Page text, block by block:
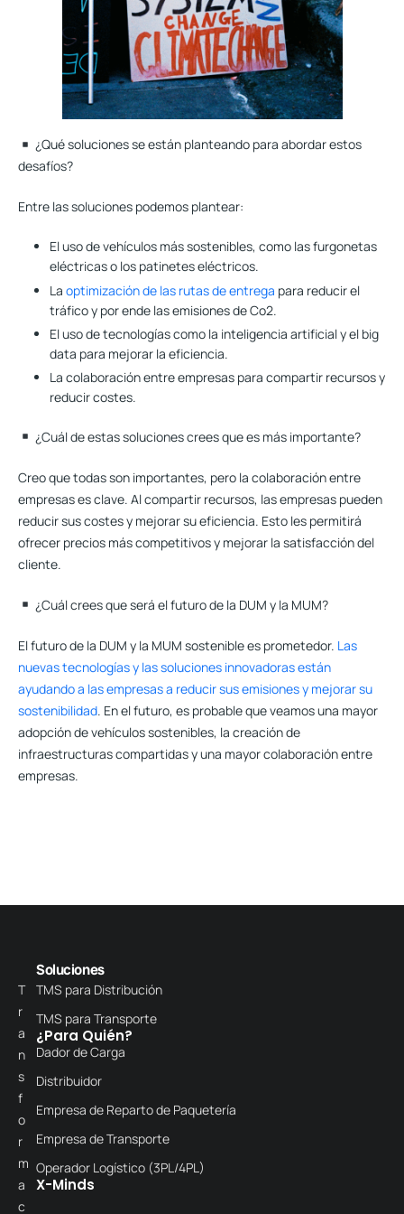
¿Qué soluciones se están planteando para abordar estos
desafíos?
Entre las soluciones podemos plantear:
El uso de vehículos más sostenibles, como las furgonetas
eléctricas o los patinetes eléctricos.
La optimización de las rutas de entrega para reducir el
tráfico y por ende las emisiones de Co2.
El uso de tecnologías como la inteligencia artificial y el big
data para mejorar la eficiencia.
La colaboración entre empresas para compartir recursos y
reducir costes.
¿Cuál de estas soluciones crees que es más importante?
Creo que todas son importantes, pero la colaboración entre
empresas es clave. Al compartir recursos, las empresas pueden
reducir sus costes y mejorar su eficiencia. Esto les permitirá
ofrecer precios más competitivos y mejorar la satisfacción del
cliente.
¿Cuál crees que será el futuro de la DUM y la MUM?
El futuro de la DUM y la MUM sostenible es prometedor. Las
nuevas tecnologías y las soluciones innovadoras están
ayudando a las empresas a reducir sus emisiones y mejorar su
sostenibilidad. En el futuro, es probable que veamos una mayor
adopción de vehículos sostenibles, la creación de
infraestructuras compartidas y una mayor colaboración entre
empresas.
T
r
a
n
s
f
o
r
m
a
c
Soluciones
TMS para Distribución
TMS para Transporte
¿Para Quién?
Dador de Carga
Distribuidor
Empresa de Reparto de Paquetería
Empresa de Transporte
Operador Logístico (3PL/4PL)
X-Minds